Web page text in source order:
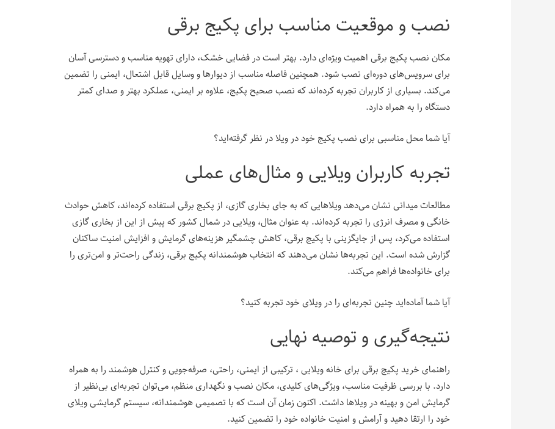
نصب و موقعیت مناسب برای پکیج برقی
مکان نصب پکیج برقی اهمیت ویژه‌ای دارد. بهتر است در فضایی خشک، دارای تهویه مناسب و دسترسی آسان
برای سرویس‌های دوره‌ای نصب شود. همچنین فاصله مناسب از دیوارها و وسایل قابل اشتعال، ایمنی را تضمین
می‌کند. بسیاری از کاربران تجربه کرده‌اند که نصب صحیح پکیج، علاوه بر ایمنی، عملکرد بهتر و صدای کمتر
دستگاه را به همراه دارد.
آیا شما محل مناسبی برای نصب پکیج خود در ویلا در نظر گرفته‌اید؟
تجربه کاربران ویلایی و مثال‌های عملی
مطالعات میدانی نشان می‌دهد ویلاهایی که به جای بخاری گازی، از پکیج برقی استفاده کرده‌اند، کاهش حوادث
خانگی و مصرف انرژی را تجربه کرده‌اند. به عنوان مثال، ویلایی در شمال کشور که پیش از این از بخاری گازی
استفاده می‌کرد، پس از جایگزینی با پکیج برقی، کاهش چشمگیر هزینه‌های گرمایش و افزایش امنیت ساکنان
گزارش شده است. این تجربه‌ها نشان می‌دهند که انتخاب هوشمندانه پکیج برقی، زندگی راحت‌تر و امن‌تری را
برای خانواده‌ها فراهم می‌کند.
آیا شما آماده‌اید چنین تجربه‌ای را در ویلای خود تجربه کنید؟
نتیجه‌گیری و توصیه نهایی
راهنمای خرید پکیج برقی برای خانه‌ ویلایی ، ترکیبی از ایمنی، راحتی، صرفه‌جویی و کنترل هوشمند را به همراه
دارد. با بررسی ظرفیت مناسب، ویژگی‌های کلیدی، مکان نصب و نگهداری منظم، می‌توان تجربه‌ای بی‌نظیر از
گرمایش امن و بهینه در ویلاها داشت. اکنون زمان آن است که با تصمیمی هوشمندانه، سیستم گرمایشی ویلای
خود را ارتقا دهید و آرامش و امنیت خانواده خود را تضمین کنید.